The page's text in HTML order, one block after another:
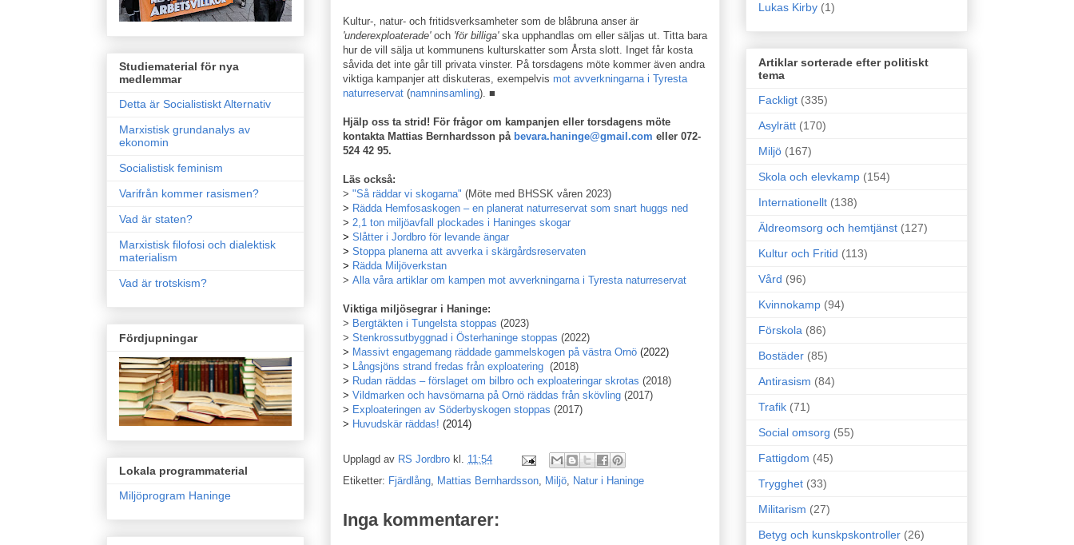
Kultur-, natur- och fritidsverksamheter som de blåbruna anser är
'underexploaterade'och 'för billiga'ska upphandlas om eller säljas ut. Titta bara
hur de vill sälja ut kommunens kulturskatter som Årsta slott. Inget får kosta
såvida det inte går till privata vinster. På torsdagens möte kommer även andra
viktiga kampanjer att diskuteras, exempelvis mot avverkningarna i Tyresta
naturreservat (namninsamling). ■
Hjälp oss ta strid! För frågor om kampanjen eller torsdagens möte
kontakta Mattias Bernhardsson på bevara.haninge@gmail.com eller 072-
524 42 95.
Läs också:
> "Så räddar vi skogarna" (Möte med BHSSK våren 2023)
> Rädda Hemfosaskogen – en planerat naturreservat som snart huggs ned
> 2,1 ton miljöavfall plockades i Haninges skogar
> Slåtter i Jordbro för levande ängar
> Stoppa planerna att avverka i skärgårdsreservaten
> Rädda Miljöverkstan
> Alla våra artiklar om kampen mot avverkningarna i Tyresta naturreservat
Viktiga miljösegrar i Haninge:
> Bergtäkten i Tungelsta stoppas (2023)
> Stenkrossutbyggnad i Österhaninge stoppas (2022)
> Massivt engagemang räddade gammelskogen på västra Ornö (2022)
> Långsjöns strand fredas från exploatering (2018)
> Rudan räddas – förslaget om bilbro och exploateringar skrotas (2018)
> Vildmarken och havsörnarna på Ornö räddas från skövling (2017)
> Exploateringen av Söderbyskogen stoppas (2017)
> Huvudskär räddas! (2014)
Upplagd av RS Jordbro kl. 11:54
Etiketter: Fjärdlång, Mattias Bernhardsson, Miljö, Natur i Haninge
Inga kommentarer:
Studiematerial för nya
medlemmar
Detta är Socialistiskt Alternativ
Marxistisk grundanalys av
ekonomin
Socialistisk feminism
Varifrån kommer rasismen?
Vad är staten?
Marxistisk filofosi och dialektisk
materialism
Vad är trotskism?
Fördjupningar
Lokala programmaterial
Miljöprogram Haninge
Lukas Kirby (1)
Artiklar sorterade efter politiskt
tema
Fackligt (335)
Asylrätt (170)
Miljö (167)
Skola och elevkamp (154)
Internationellt (138)
Äldreomsorg och hemtjänst (127)
Kultur och Fritid (113)
Vård (96)
Kvinnokamp (94)
Förskola (86)
Bostäder (85)
Antirasism (84)
Trafik (71)
Social omsorg (55)
Fattigdom (45)
Trygghet (33)
Militarism (27)
Betyg och kunskpskontroller (26)